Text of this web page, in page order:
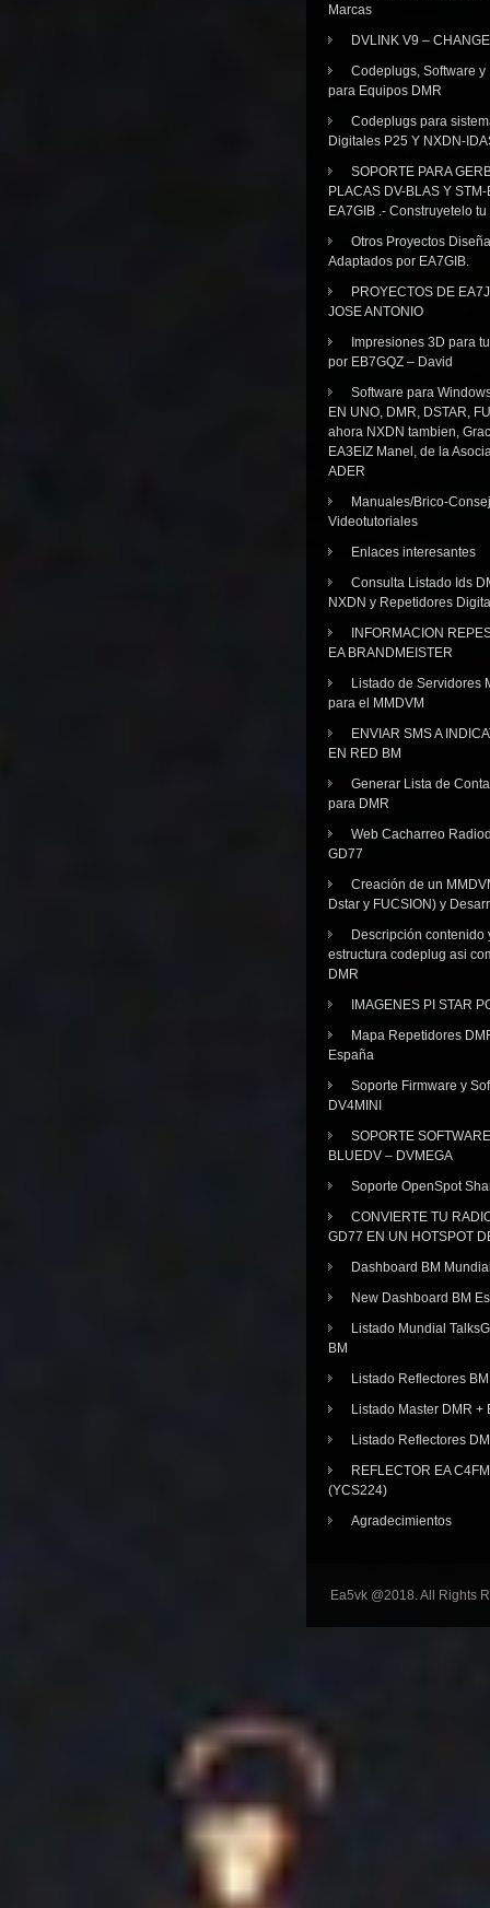
Marcas
DVLINK V9 –
Codeplugs, Software y
para Equipos DMR
Codeplugs para
Digitales P25 Y NXDN-
SOPORTE PARA
PLACAS DV-BLAS Y
EA7GIB .- Construyetelo
Otros Proyectos
Adaptados por EA7GIB.
PROYECTOS DE
JOSE ANTONIO
Impresiones 3D para
por EB7GQZ – David
Software para
EN UNO, DMR, DSTAR,
ahora NXDN tambien,
EA3EIZ Manel, de la
ADER
Manuales/Brico-
Videotutoriales
Enlaces interesantes
Consulta Listado Ids
NXDN y Repetidores
INFORMACION
EA BRANDMEISTER
Listado de Servidores
para el MMDVM
ENVIAR SMS A
EN RED BM
Generar Lista de
para DMR
Web Cacharreo
GD77
Creación de un
Dstar y FUCSION) y
Descripción contenido
estructura codeplug asi
DMR
IMAGENES PI STAR
Mapa Repetidores
España
Soporte Firmware y
DV4MINI
SOPORTE SOFTWARE
BLUEDV – DVMEGA
Soporte OpenSpot
CONVIERTE TU
GD77 EN UN HOTSPOT
Dashboard BM
New Dashboard BM
Listado Mundial
BM
Listado Reflectores BM
Listado Master DMR +
Listado Reflectores
REFLECTOR EA
(YCS224)
Agradecimientos
Ea5vk @2018. All Rights